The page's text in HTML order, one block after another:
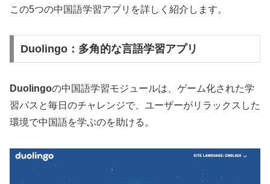
この5つの中国語学習アプリを詳しく紹介します。
Duolingo：多角的な言語学習アプリ
Duolingoの中国語学習モジュールは、ゲーム化された学
習パスと毎日のチャレンジで、ユーザーがリラックスした
環境で中国語を学ぶのを助ける。